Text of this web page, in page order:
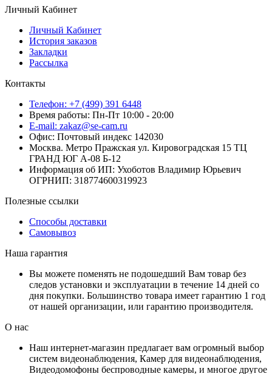
Личный Кабинет
Личный Кабинет
История заказов
Закладки
Рассылка
Контакты
Телефон: +7 (499) 391 6448
Время работы: Пн-Пт 10:00 - 20:00
E-mail: zakaz@se-cam.ru
Офис: Почтовый индекс 142030
Москва. Метро Пражская ул. Кировоградская 15 ТЦ
ГРАНД ЮГ А-08 Б-12
Информация об ИП: Ухоботов Владимир Юрьевич
ОГРНИП: 318774600319923
Полезные ссылки
Способы доставки
Самовывоз
Наша гарантия
Вы можете поменять не подошедший Вам товар без
следов установки и эксплуатации в течение 14 дней со
дня покупки. Большинство товара имеет гарантию 1 год
от нашей организации, или гарантию производителя.
О нас
Наш интернет-магазин предлагает вам огромный выбор
систем видеонаблюдения, Камер для видеонаблюдения,
Видеодомофоны беспроводные камеры, и многое другое